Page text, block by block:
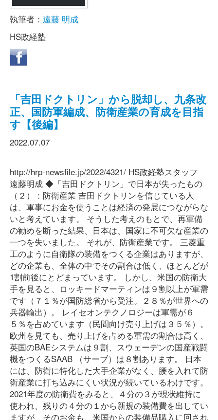
執筆者： 遠藤 明成
HS政経塾
「吉田ドクトリン」から脱却し、九条改
正、国防軍編成、防衛産業の育成を目指
す【後編】
2022.07.07
http://hrp-newsfile.jp/2022/4321/ HS政経塾スタッフ
遠藤明成 ◆「吉田ドクトリン」で日本が失ったもの
（２）：防衛産業 吉田ドクトリンを信じている人
は、軍事にお金を使うことは経済の発展につながらな
いと考えています。 そうした考えのもとで、再軍備
の勧めを断った結果、日本は、国家に不可欠な産業の
一つを失いました。 それが、防衛産業です。 三菱重
工のように自衛隊の装備をつくる企業はありますが、
どの企業も、全体の中でその割合は低く、ほとんどが
1割前後にとどまっています。 しかし、米国の防衛大
手を見ると、ロッキードマーティンは９割以上が軍需
です（７１％が国防総省から受注。２８％が世界への
兵器輸出）。 レイセオンテクノロジーは軍需が６
５％を占めています（民間向け売り上げは３５％）。
欧州を見ても、売り上げを占める軍需の割合は高く、
英国のBAEシステムは９割、スウェーデンの国産戦闘
機をつくるSAAB （サーブ）は８割あります。 日本
には、防衛に特化した大手企業がなく、腰を入れて防
衛産業に打ち込みにくい状況が続いているわけです。
2021年度の防衛費をみると、４分の３が現状維持に
使われ、残りの４分の１から新規の装備費を出してい
ますが、そのお金も、米国からの装備品購入に回され